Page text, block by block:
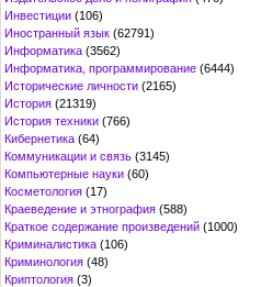
Инвестиции (106)
Иностранный язык (62791)
Информатика (3562)
Информатика, программирование (6444)
Исторические личности (2165)
История (21319)
История техники (766)
Кибернетика (64)
Коммуникации и связь (3145)
Компьютерные науки (60)
Косметология (17)
Краеведение и этнография (588)
Краткое содержание произведений (1000)
Криминалистика (106)
Криминология (48)
Криптология (3)